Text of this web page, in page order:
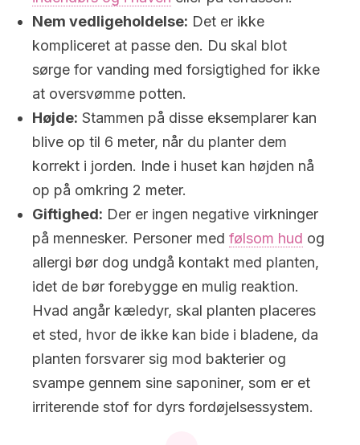
Nem vedligeholdelse: Det er ikke
kompliceret at passe den. Du skal blot
sørge for vanding med forsigtighed for ikke
at oversvømme potten.
Højde: Stammen på disse eksemplarer kan
blive op til 6 meter, når du planter dem
korrekt i jorden. Inde i huset kan højden nå
op på omkring 2 meter.
Giftighed: Der er ingen negative virkninger
på mennesker. Personer med følsom hud og
allergi bør dog undgå kontakt med planten,
idet de bør forebygge en mulig reaktion.
Hvad angår kæledyr, skal planten placeres
et sted, hvor de ikke kan bide i bladene, da
planten forsvarer sig mod bakterier og
svampe gennem sine saponiner, som er et
irriterende stof for dyrs fordøjelsessystem.